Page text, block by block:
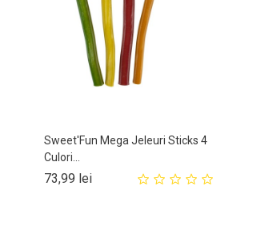
Sweet'Fun Mega Jeleuri Sticks 4
Culori...
73,99 leiPret